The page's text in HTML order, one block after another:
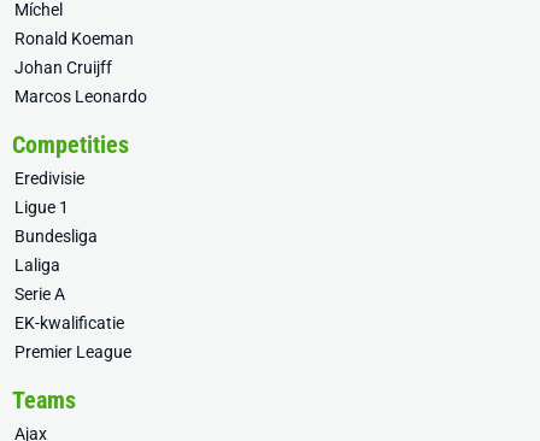
Míchel
Ronald Koeman
Johan Cruijff
Marcos Leonardo
Competities
Eredivisie
Ligue 1
Bundesliga
Laliga
Serie A
EK-kwalificatie
Premier League
Teams
Ajax